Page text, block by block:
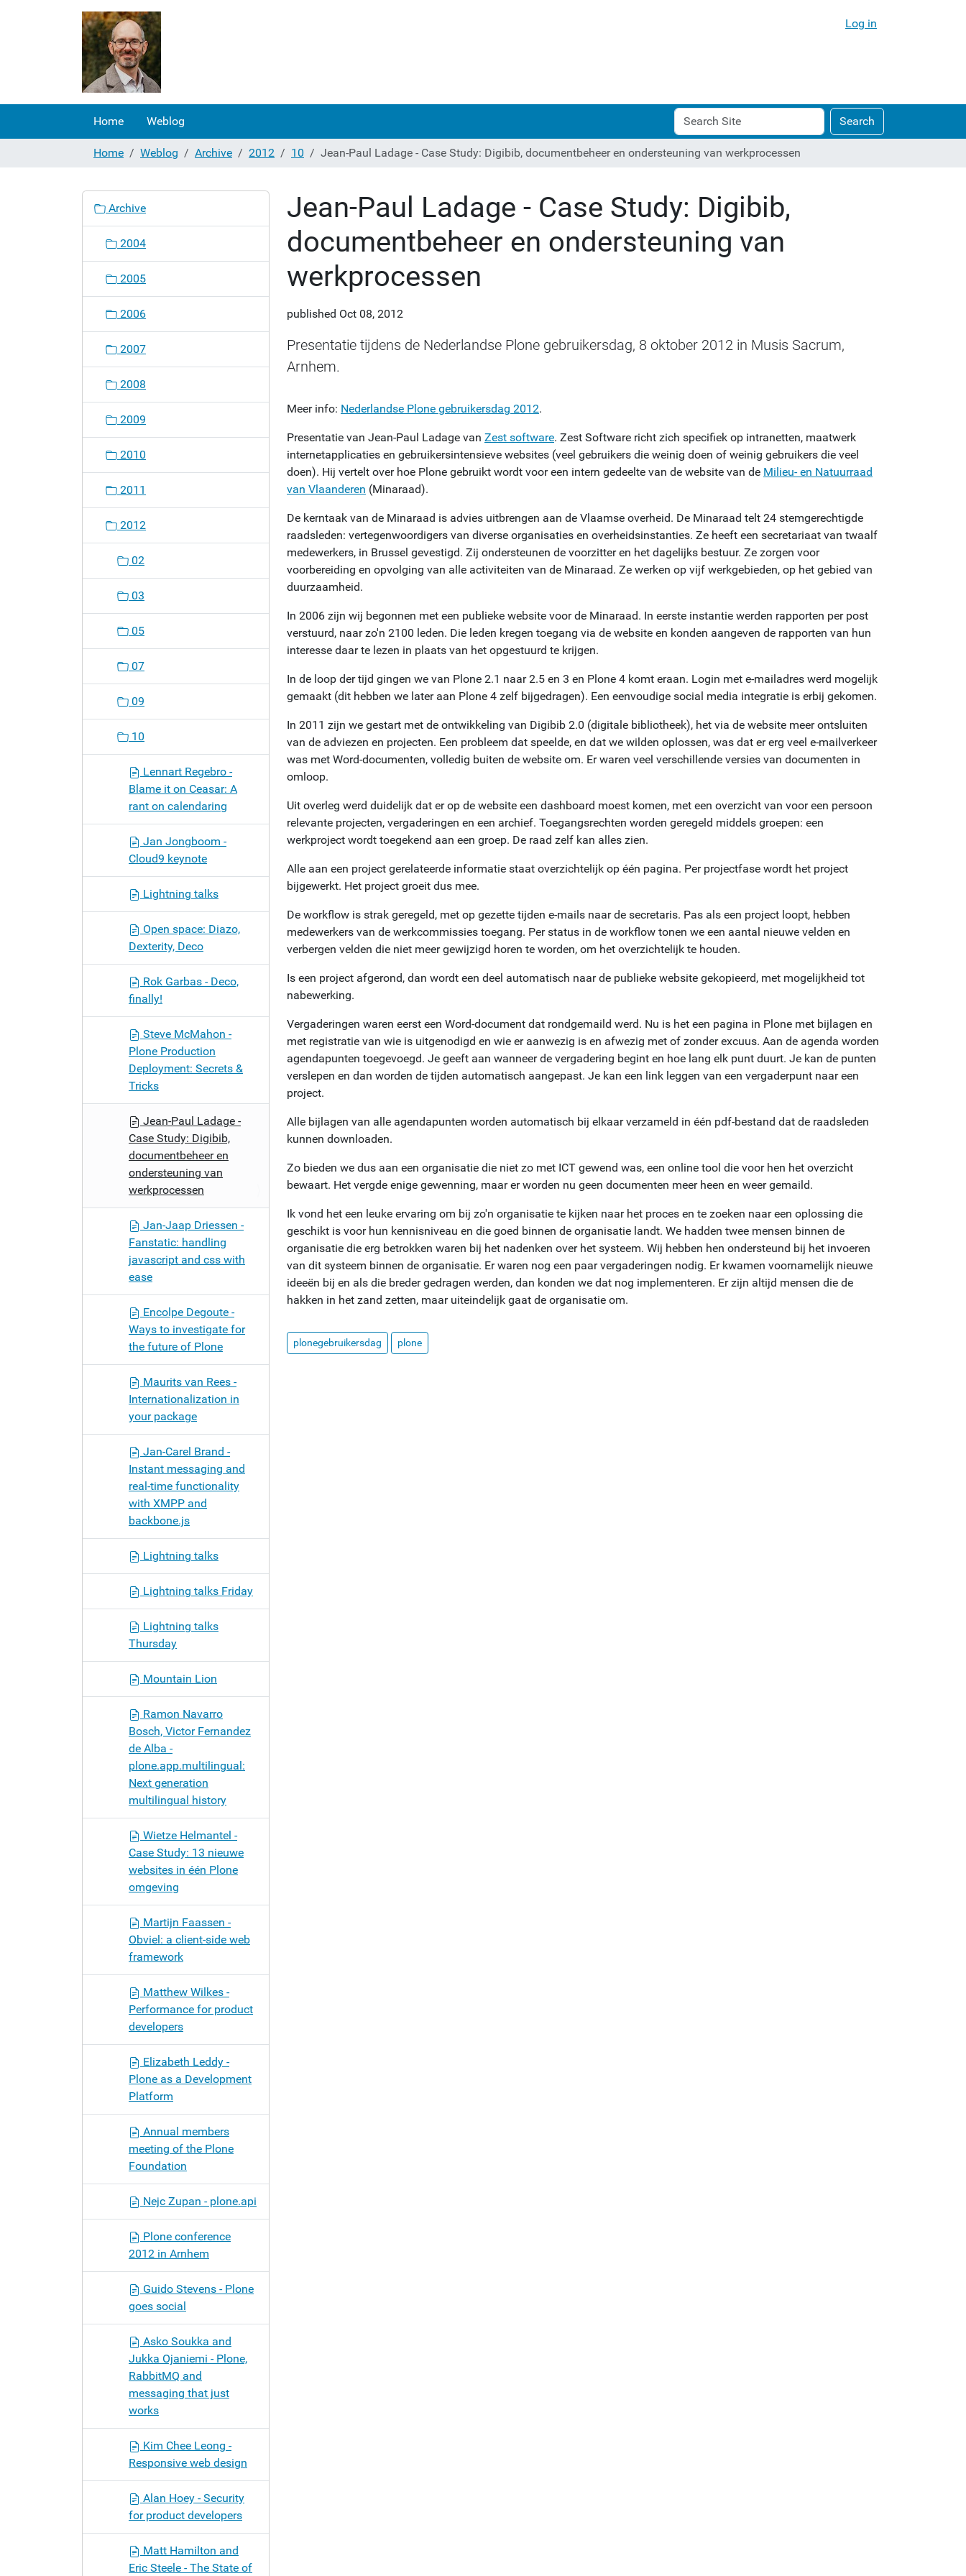
Log in
Home Weblog
Search
Site
Search
Advanced
Search…
Home
Weblog Archive 2012 10 Jean-Paul Ladage - Case Study: Digibib, documentbeheer en ondersteuning van werkprocessen
Jean-Paul Ladage - Case Study: Digibib,
documentbeheer en ondersteuning van
werkprocessen
published Oct 08, 2012
Presentatie tijdens de Nederlandse Plone gebruikersdag, 8 oktober 2012 in Musis Sacrum,
Arnhem.
Meer info: Nederlandse Plone gebruikersdag 2012.
Presentatie van Jean-Paul Ladage van Zest software. Zest Software richt zich specifiek op intranetten, maatwerk
internetapplicaties en gebruikersintensieve websites (veel gebruikers die weinig doen of weinig gebruikers die veel
doen). Hij vertelt over hoe Plone gebruikt wordt voor een intern gedeelte van de website van de Milieu- en Natuurraad
van Vlaanderen (Minaraad).
De kerntaak van de Minaraad is advies uitbrengen aan de Vlaamse overheid. De Minaraad telt 24 stemgerechtigde
raadsleden: vertegenwoordigers van diverse organisaties en overheidsinstanties. Ze heeft een secretariaat van twaalf
medewerkers, in Brussel gevestigd. Zij ondersteunen de voorzitter en het dagelijks bestuur. Ze zorgen voor
voorbereiding en opvolging van alle activiteiten van de Minaraad. Ze werken op vijf werkgebieden, op het gebied van
duurzaamheid.
In 2006 zijn wij begonnen met een publieke website voor de Minaraad. In eerste instantie werden rapporten per post
verstuurd, naar zo'n 2100 leden. Die leden kregen toegang via de website en konden aangeven de rapporten van hun
interesse daar te lezen in plaats van het opgestuurd te krijgen.
In de loop der tijd gingen we van Plone 2.1 naar 2.5 en 3 en Plone 4 komt eraan. Login met e-mailadres werd mogelijk
gemaakt (dit hebben we later aan Plone 4 zelf bijgedragen). Een eenvoudige social media integratie is erbij gekomen.
In 2011 zijn we gestart met de ontwikkeling van Digibib 2.0 (digitale bibliotheek), het via de website meer ontsluiten
van de adviezen en projecten. Een probleem dat speelde, en dat we wilden oplossen, was dat er erg veel e-mailverkeer
was met Word-documenten, volledig buiten de website om. Er waren veel verschillende versies van documenten in
omloop.
Uit overleg werd duidelijk dat er op de website een dashboard moest komen, met een overzicht van voor een persoon
relevante projecten, vergaderingen en een archief. Toegangsrechten worden geregeld middels groepen: een
werkproject wordt toegekend aan een groep. De raad zelf kan alles zien.
Alle aan een project gerelateerde informatie staat overzichtelijk op één pagina. Per projectfase wordt het project
bijgewerkt. Het project groeit dus mee.
De workflow is strak geregeld, met op gezette tijden e-mails naar de secretaris. Pas als een project loopt, hebben
medewerkers van de werkcommissies toegang. Per status in de workflow tonen we een aantal nieuwe velden en
verbergen velden die niet meer gewijzigd horen te worden, om het overzichtelijk te houden.
Is een project afgerond, dan wordt een deel automatisch naar de publieke website gekopieerd, met mogelijkheid tot
nabewerking.
Vergaderingen waren eerst een Word-document dat rondgemaild werd. Nu is het een pagina in Plone met bijlagen en
met registratie van wie is uitgenodigd en wie er aanwezig is en afwezig met of zonder excuus. Aan de agenda worden
agendapunten toegevoegd. Je geeft aan wanneer de vergadering begint en hoe lang elk punt duurt. Je kan de punten
verslepen en dan worden de tijden automatisch aangepast. Je kan een link leggen van een vergaderpunt naar een
project.
Alle bijlagen van alle agendapunten worden automatisch bij elkaar verzameld in één pdf-bestand dat de raadsleden
kunnen downloaden.
Zo bieden we dus aan een organisatie die niet zo met ICT gewend was, een online tool die voor hen het overzicht
bewaart. Het vergde enige gewenning, maar er worden nu geen documenten meer heen en weer gemaild.
Ik vond het een leuke ervaring om bij zo'n organisatie te kijken naar het proces en te zoeken naar een oplossing die
geschikt is voor hun kennisniveau en die goed binnen de organisatie landt. We hadden twee mensen binnen de
organisatie die erg betrokken waren bij het nadenken over het systeem. Wij hebben hen ondersteund bij het invoeren
van dit systeem binnen de organisatie. Er waren nog een paar vergaderingen nodig. Er kwamen voornamelijk nieuwe
ideeën bij en als die breder gedragen werden, dan konden we dat nog implementeren. Er zijn altijd mensen die de
hakken in het zand zetten, maar uiteindelijk gaat de organisatie om.
plonegebruikersdag plone
o
Archive
2004
2005
2006
2007
2008
2009
2010
2011
2012
02
03
05
07
09
10
Lennart Regebro -
Blame it on Ceasar: A
rant on calendaring
Jan Jongboom -
Cloud9 keynote
Lightning talks
Open space: Diazo,
Dexterity, Deco
Rok Garbas - Deco,
finally!
Steve McMahon -
Plone Production
Deployment: Secrets &
Tricks
Jean-Paul Ladage -
Case Study: Digibib,
documentbeheer en
ondersteuning van
werkprocessen
Jan-Jaap Driessen -
Fanstatic: handling
javascript and css with
ease
Encolpe Degoute -
Ways to investigate for
the future of Plone
Maurits van Rees -
Internationalization in
your package
Jan-Carel Brand -
Instant messaging and
real-time functionality
with XMPP and
backbone.js
Lightning talks
Lightning talks Friday
Lightning talks
Thursday
Mountain Lion
Ramon Navarro
Bosch, Victor Fernandez
de Alba -
plone.app.multilingual:
Next generation
multilingual history
Wietze Helmantel -
Case Study: 13 nieuwe
websites in één Plone
omgeving
Martijn Faassen -
Obviel: a client-side web
framework
Matthew Wilkes -
Performance for product
developers
Elizabeth Leddy -
Plone as a Development
Platform
Annual members
meeting of the Plone
Foundation
Nejc Zupan - plone.api
Plone conference
2012 in Arnhem
Guido Stevens - Plone
goes social
Asko Soukka and
Jukka Ojaniemi - Plone,
RabbitMQ and
messaging that just
works
Kim Chee Leong -
Responsive web design
Alan Hoey - Security
for product developers
Matt Hamilton and
Eric Steele - The State of